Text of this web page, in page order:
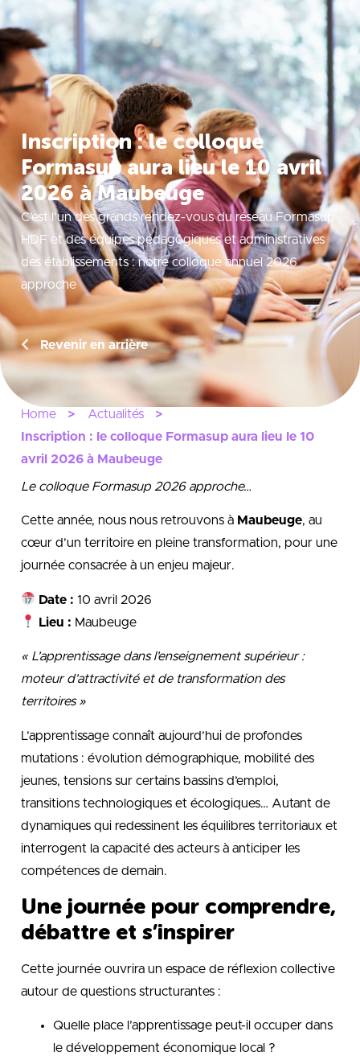
Inscription : le colloque
Formasup aura lieu le 10 avril
2026 à Maubeuge
C’est l’un des grands rendez-vous du réseau Formasup
HDF et des équipes pédagogiques et administratives
des établissements : notre colloque annuel 2026
approche
Revenir en arrière
Home
Actualités
Inscription : le colloque Formasup aura lieu le 10
avril 2026 à Maubeuge
Le colloque Formasup 2026 approche…
Cette année, nous nous retrouvons à Maubeuge, au
cœur d’un territoire en pleine transformation, pour une
journée consacrée à un enjeu majeur.
Date : 10 avril 2026
Lieu : Maubeuge
« L’apprentissage dans l’enseignement supérieur :
moteur d’attractivité et de transformation des
territoires »
L’apprentissage connaît aujourd’hui de profondes
mutations : évolution démographique, mobilité des
jeunes, tensions sur certains bassins d’emploi,
transitions technologiques et écologiques… Autant de
dynamiques qui redessinent les équilibres territoriaux et
interrogent la capacité des acteurs à anticiper les
compétences de demain.
Une journée pour comprendre,
débattre et s’inspirer
Cette journée ouvrira un espace de réflexion collective
autour de questions structurantes :
Quelle place l’apprentissage peut-il occuper dans
le développement économique local ?